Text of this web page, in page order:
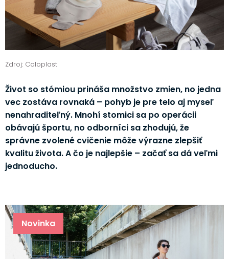
Zdroj: Coloplast
Život so stómiou prináša množstvo zmien, no jedna
vec zostáva rovnaká – pohyb je pre telo aj myseľ
nenahraditeľný. Mnohí stomici sa po operácii
obávajú športu, no odborníci sa zhodujú, že
správne zvolené cvičenie môže výrazne zlepšiť
kvalitu života. A čo je najlepšie – začať sa dá veľmi
jednoducho.
Novinka